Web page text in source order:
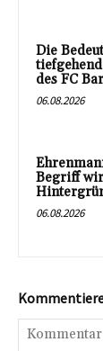
Die
des FC
06.08.2026
Begriff
06.08.2026